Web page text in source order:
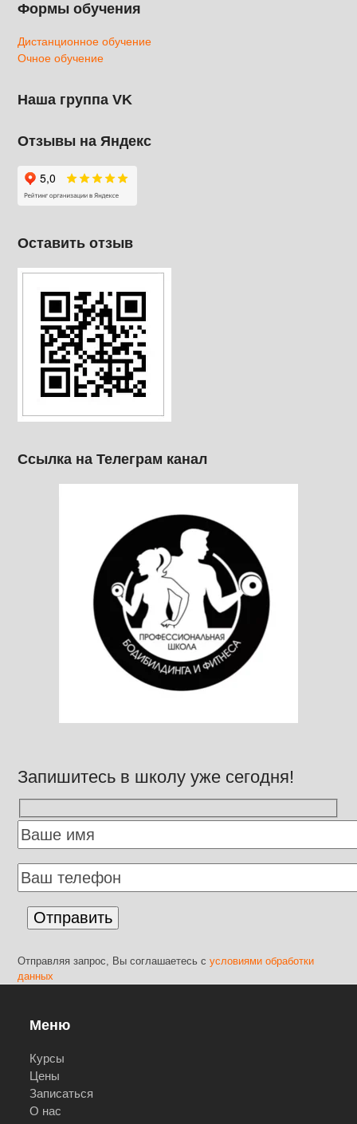
Формы обучения
Дистанционное обучение
Очное обучение
Наша группа VK
Отзывы на Яндекс
Оставить отзыв
Ссылка на Телеграм канал
Запишитесь в школу уже сегодня!
Отправляя запрос, Вы соглашаетесь сусловиями обработки
данных
Меню
Курсы
Цены
Записаться
О нас